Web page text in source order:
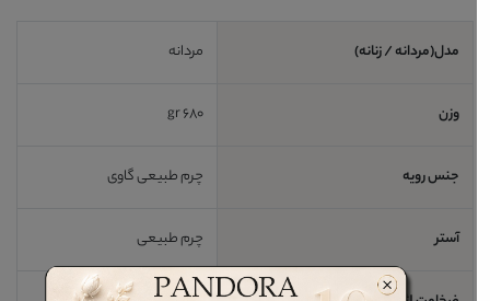
مدل(مردانه / زنانه) مردانه
وزن 680 gr
جنس رویه چرم طبیعی گاوی
آستر چرم طبیعی